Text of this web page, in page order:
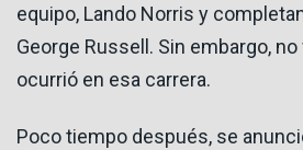
equipo, Lando Norris y
George Russell. Sin embargo,
ocurrió en esa carrera.
Poco tiempo después, se